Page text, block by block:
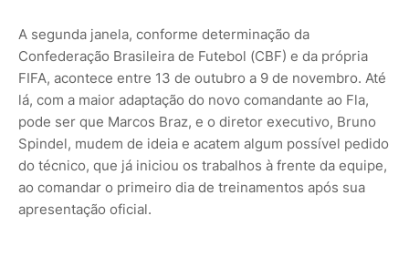
A segunda janela, conforme determinação da
Confederação Brasileira de Futebol (CBF) e da própria
FIFA, acontece entre 13 de outubro a 9 de novembro. Até
lá, com a maior adaptação do novo comandante ao Fla,
pode ser que Marcos Braz, e o diretor executivo, Bruno
Spindel, mudem de ideia e acatem algum possível pedido
do técnico, que já iniciou os trabalhos à frente da equipe,
ao comandar o primeiro dia de treinamentos após sua
apresentação oficial.